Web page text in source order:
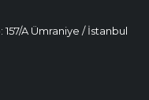
A Ümraniye / İstanbul